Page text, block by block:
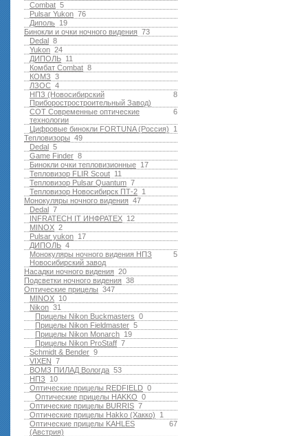
5
Combat
76
Pulsar Yukon
19
Диполь
73
Бинокли и очки ночного видения
8
Dedal
24
Yukon
11
ДИПОЛЬ
8
Комбат Combat
3
КОМЗ
4
ЛЗОС
8
НПЗ (Новосибирский
Приборостростроительный Завод)
6
СОТ Современные оптические
технологии
1
Цифровые бинокли FORTUNA (Россия)
49
Тепловизоры
5
Dedal
8
Game Finder
17
Бинокли очки тепловизионные
11
Тепловизор FLIR Scout
7
Тепловизор Pulsar Quantum
1
Тепловизор Новосибирск ПТ-2
47
Монокуляры ночного видения
7
Dedal
12
INFRATECH IT ИНФРАТЕХ
2
MINOX
17
Pulsar yukon
4
ДИПОЛЬ
5
Монокуляры ночного видения НПЗ
Новосибирский завод
20
Насадки ночного видения
38
Подсветки ночного видения
347
Оптические прицелы
10
MINOX
31
Nikon
0
Прицелы Nikon Buckmasters
5
Прицелы Nikon Fieldmaster
19
Прицелы Nikon Monarch
7
Прицелы Nikon ProStaff
9
Schmidt & Bender
7
VIXEN
53
ВОМЗ ПИЛАД Вологда
10
НПЗ
0
Оптические прицелы REDFIELD
0
Оптические прицелы HAKKO
7
Оптические прицелы BURRIS
1
Оптические прицелы Hakko (Хакко)
67
Оптические прицелы KAHLES
(Австрия)